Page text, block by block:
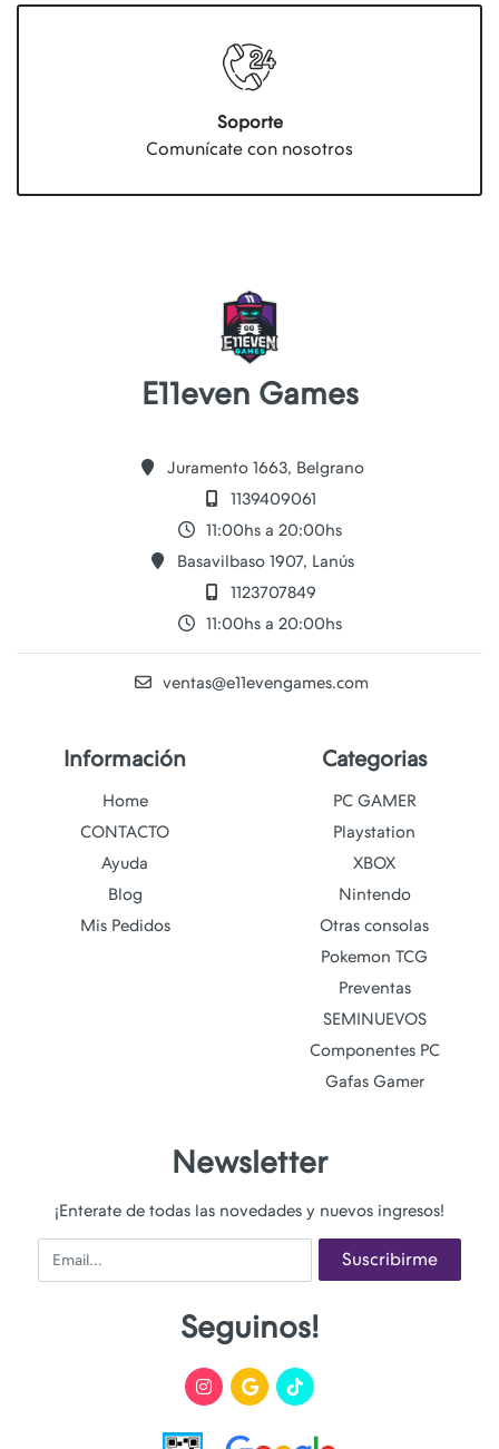
Soporte
Comunícate con nosotros
E11even Games
Juramento 1663, Belgrano
1139409061
11:00hs a 20:00hs
Basavilbaso 1907, Lanús
1123707849
11:00hs a 20:00hs
ventas@e11evengames.com
Información
Home
CONTACTO
Ayuda
Blog
Mis Pedidos
Categorias
PC GAMER
Playstation
XBOX
Nintendo
Otras consolas
Pokemon TCG
Preventas
SEMINUEVOS
Componentes PC
Gafas Gamer
Newsletter
¡Enterate de todas las novedades y nuevos ingresos!
Email Suscribirme
Seguinos!